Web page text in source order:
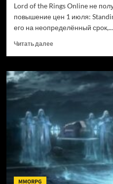
Lord of the Rings Online не
повышение цен 1 июля:
его на неопределённый срок,...
Читать далееПрочитать
Lord
the
откладывает
повышение
цен
MMORPG